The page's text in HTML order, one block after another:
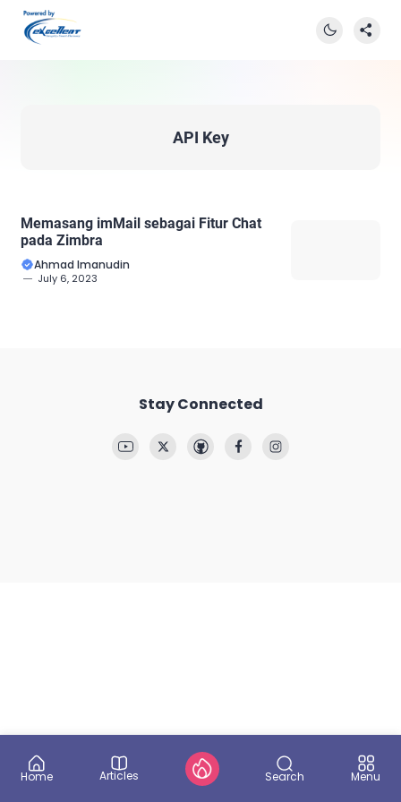
API Key
Memasang imMail sebagai Fitur Chat
pada Zimbra
Ahmad Imanudin
July 6, 2023
Stay Connected
Home Articles Search Menu